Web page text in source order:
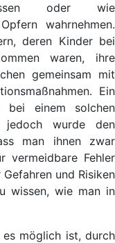
oder wie
wahrnehmen.
deren Kinder bei
waren, ihre
gemeinsam mit
Ein
bei einem solchen
wurde den
man ihnen zwar
vermeidbare Fehler
und Risiken
wissen, wie man in
es möglich ist, durch